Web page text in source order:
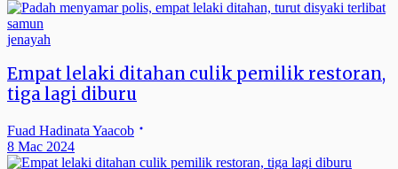
jenayah
Empat lelaki ditahan culik pemilik restoran,
tiga lagi diburu
Fuad Hadinata Yaacob
8 Mac 2024